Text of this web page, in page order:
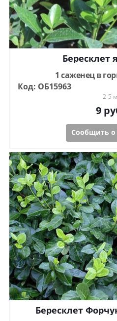
Бересклет
1 саженец в
Код: ОБ15963
2-5 м
9
Сообщить
Бересклет